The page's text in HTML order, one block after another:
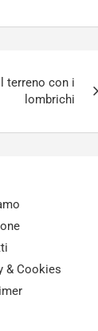
terreno con i
lombrichi
& Cookies